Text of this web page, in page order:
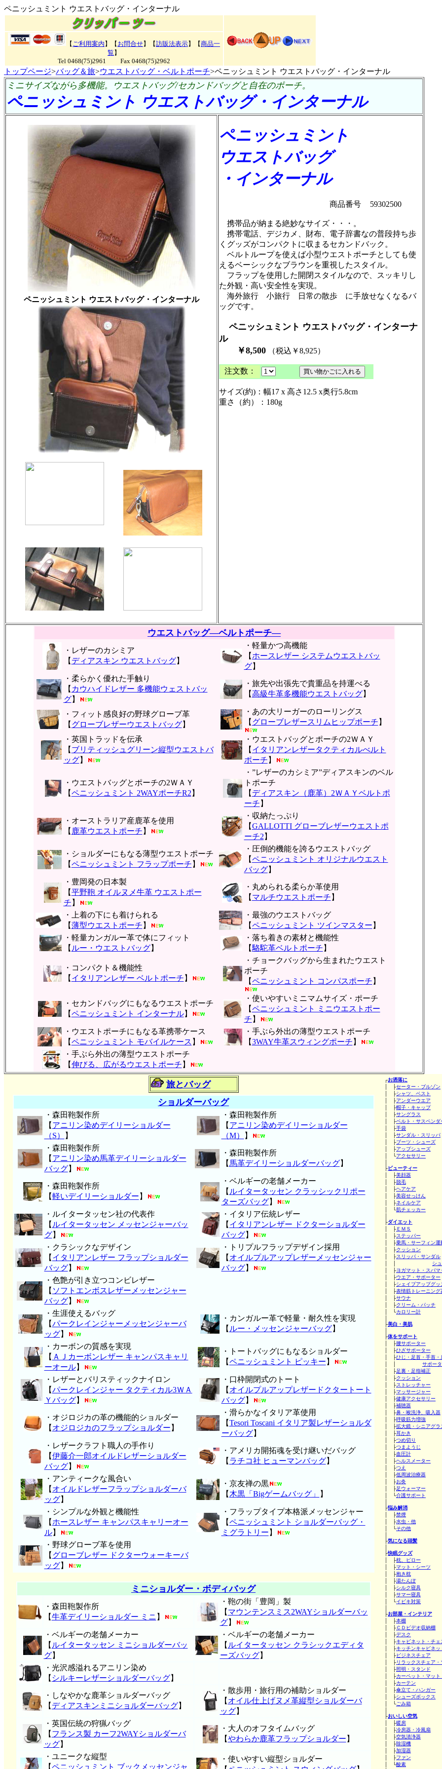
ペニッシュミント ウエストバッグ・インターナル
【 ご利用案内 】【 お問合せ】【訪販法表示】【商品一
覧 】
Tel 0468(75)2961 Fax 0468(75)2962
トップページ>バッグ＆旅>ウエストバッグ・ベルトポーチ>ペニッシュミント ウエストバッグ・インターナル
ミニサイズながら多機能。ウエストバッグ/セカンドバッグと自在のポーチ。
ペニッシュミント ウエストバッグ・インターナル
ペニッシュミント ウエストバッグ・インターナル
ペニッシュミント
ウエストバッグ
・インターナル
商品番号 59302500
携帯品が納まる絶妙なサイズ・・・。
携帯電話、デジカメ、財布、電子辞書なの普段持ち歩
くグッズがコンパクトに収まるセカンドバック。
ベルトループを使えば小型ウエストポーチとしても使
えるベーシックなブラウンを重視したスタイル。
フラップを使用した開閉スタイルなので、スッキリし
た外観・高い安全性を実現。
海外旅行 小旅行 日常の散歩 に手放せなくなるバ
ッグです。
ペニッシュミント ウエストバッグ・インターナ
ル
￥8,500 （税込￥8,925）
注文数：
サイズ(約)：幅17 x 高さ12.5 x奥行5.8cm
重さ（約）：180g
ウエストバッグ―ベルトポーチ―
・レザーのカシミア
【 ディアスキン ウエストバッグ】
・軽量かつ高機能
【 ホースレザー システムウエストバッ
グ】
・柔らかく優れた手触り
【 カウハイドレザー 多機能ウェストバッ
グ】
・旅先や出張先で貴重品を持運べる
【高級牛革多機能ウエストバッグ】
・フィット感良好の野球グローブ革
【 グローブレザーウエストバッグ】
・あの大リーガーのローリングス
【 グローブレザースリムヒップポーチ 】
・英国トラッドを伝承
【 ブリティッシュグリーン縦型ウエストバ
ッグ】
・ウエストバッグとポーチの2ＷＡＹ
【 イタリアンレザータクティカルべルト
ポーチ 】
・ウエストバッグとポーチの2ＷＡＹ
【ペニッシュミント 2WAYポーチR2 】
・”レザーのカシミア”ディアスキンのベル
トポーチ
【 ディアスキン（鹿革）2ＷＡＹベルトポ
ーチ 】
・オーストラリア産鹿革を使用
【 鹿革ウエストポーチ 】
・収納たっぷり
【GALLOTTI グローブレザーウエストポ
ーチ2 】
・ショルダーにもなる薄型ウエストポーチ
【ペニッシュミント フラップポーチ 】
・圧倒的機能を誇るウエストバッグ
【ペニッシュミント オリジナルウエスト
バッグ】
・豊岡発の日本製
【平野鞄 オイルヌメ牛革 ウエストポー
チ 】
・丸められる柔らか革使用
【 マルチウエストポーチ 】
・上着の下にも着けられる
【薄型ウエストポーチ 】
・最強のウエストバッグ
【ペニッシュミント ツインマスター 】
・軽量カンガルー革で体にフィット
【 ルー・ウエストバッグ】
・落ち着きの素材と機能性
【駱駝革ベルトポーチ 】
・コンパクト＆機能性
【 イタリアンレザー ベルトポーチ 】
・チョークバッグから生まれたウエスト
ポーチ
【ペニッシュミント コンパスポーチ 】
・セカンドバッグにもなるウエストポーチ
【ペニッシュミント インターナル】
・使いやすいミニマムサイズ・ポーチ
【ペニッシュミント ミニウエストポー
チ 】
・ウエストポーチにもなる革携帯ケース
【ペニッシュミント モバイルケース 】
・手ぶら外出の薄型ウエストポーチ
【3WAY牛革スウィングポーチ 】
・手ぶら外出の薄型ウエストポーチ
【伸びる、広がるウエストポーチ 】
旅とバッグ ┌お洒落に
│ ├セーター・ブルゾン
│ ├シャツ、ベスト
│ ├アンダーウエア
│ ├帽子・キャップ
│ ├サングラス
│ ├ベルト・サスペンダ
│ ├手袋
│ ├サンダル・スリッパ
│ ├ブーツ・シューズ
│ ├アップシューズ
│ └アクセサリー
├ビューティー
│ ├美顔器
│ ├脱毛
│ ├ヘアケア
│ ├美容せっけん
│ ├ネイルケア
│ └肌チェッカー
├ダイエット
│ ├ＥＭＳ
│ ├ステッパー
│ ├乗馬・サーフィン運
│ ├クッション
│ ├スリッパ・サンダル
シ
│ ├ヨガマット・スパマ
│ ├ウエア・サポーター
│ ├シェイプアップグッ
│ ├表情筋トレーニング
│ ├サウナ
│ ├クリーム・パッチ
│ └カロリー計
├美白・美肌
├体をサポート
│ ├腰サポーター
│ ├ひざサポーター
│ ├ひじ・足首・手首・
サポー
│ ├足裏・足指補正
│ ├クッション
│ ├ストレッチャー
│ ├マッサージャー
│ ├健康アクセサリー
│ ├補聴器
│ ├鼻・喉洗浄、吸入器
│ ├呼吸筋力増強
│ ├拡大鏡・シニアグラ
│ ├耳かき
│ ├つめ切り
│ ├つまようじ
│ ├血圧計
│ ├ヘルスメーター
│ ├つえ
│ ├低周波治療器
│ ├お灸
│ ├足ウォーマー
│ └介護サポート
├悩み解消
│ ├禁煙
│ ├水虫・他
│ └その他
├気になる頭髪
├快眠グッズ
│ ├枕、ピロー
│ ├マット・シーツ
│ ├抱き枕
│ ├湯たんぽ
│ ├シルク寝具
│ ├サマー寝具
│ └イビキ対策
├お部屋・インテリア
│ ├本棚
│ ├ＣＤビデオ収納棚
│ ├デスク
│ ├キャビネット・チェ
│ ├キッチンキャビネッ
│ ├ビジネスチェア
│ ├リラックスチェア・
│ ├照明・スタンド
│ ├カーペット・マット
│ ├カーテン
│ ├傘立て・ハンガー
│ ├シューズボックス
│ └ごみ箱
├おいしい空気
│ ├暖房
│ ├冷房器・冷風扇
│ ├空気清浄器
│ ├除湿機
│ ├加湿器
│ ├ファン
│ └酸素
ショルダーバッグ
・森田鞄製作所
【 アニリン染めデイリーショルダー
（S）
】
・森田鞄製作所
【 アニリン染めデイリーショルダー
（M）
】
・森田鞄製作所
【 アニリン染め馬革デイリーショルダー
バッグ】
・森田鞄製作所
【 馬革デイリーショルダーバッグ】
・森田鞄製作所
【軽いデイリーショルダー 】
・ベルギーの老舗メーカー
【 ルイタータッセン クラッシックリポー
ターズバッグ】
・ルイタータッセン社の代表作
【 ルイタータッセン メッセンジャーバッ
グ】
・イタリア伝統レザー
【 イタリアンレザー ドクターショルダー
バッグ】
・クラシックなデザイン
【 イタリアンレザー フラップショルダー
バッグ】
・トリプルフラップデザイン採用
【 オイルプルアップレザーメッセンジャー
バッグ】
・色艶が引き立つコンビレザー
【 ソフトエンボスレザーメッセンジャー
バッグ】
・生涯使えるバッグ
【パークレインジャーメッセンジャーバ
ッグ】
・カンガルー革で軽量・耐久性を実現
【 ルー・メッセンジャーバッグ】
・カーボンの質感を実現
【 ＡＪカーボンレザー キャンパスキャリ
ーオール】
・トートバッグにもなるショルダー
【ペニッシュミント ピッキー 】
・レザーとバリスティックナイロン
【パークレインジャー タクティカル3ＷＡ
Ｙバッグ】
・口枠開閉式のトート
【 オイルプルアップレザードクタートート
バッグ】
・オジロジカの革の機能的ショルダー
【 オジロジカのフラップショルダー 】
・滑らかなイタリア革使用
【Tesori Toscani イタリア製レザーショルダ
ーバッグ】
・レザークラフト職人の手作り
【伊藤介一郎オイルドレザーショルダー
バッグ】
・アメリカ開拓魂を受け継いだバッグ
【 ラチコ社 ヒューマンバッグ】
・アンティークな風合い
【 オイルドレザーフラップショルダーバ
ッグ】
・京友禅の黒
【 木黒「Bigゲームバッグ」 】
・シンプルな外観と機能性
【 ホースレザー キャンパスキャリーオー
ル】
・フラップタイプ本格派メッセンジャー
【ペニッシュミント ショルダーバッグ・
ミグラトリー 】
・野球グローブ革を使用
【 グローブレザー ドクターウォーキーバ
ッグ】
ミニショルダー・ボディバッグ
・森田鞄製作所
【牛革デイリーショルダー ミニ 】
・鞄の街「豊岡」製
【 マウンテンスミス2WAYショルダーバッ
グ】
・ベルギーの老舗メーカー
【 ルイタータッセン ミニショルダーバッ
グ】
・ベルギーの老舗メーカー
【 ルイタータッセン クラシックエディタ
ーズバッグ】
・光沢感溢れるアニリン染め
【 シルキーレザーショルダーバッグ】
・しなやかな鹿革ショルダーバッグ
【 ディアスキンミニショルダーバッグ】
・散歩用・旅行用の補助ショルダー
【 オイル仕上げヌメ革縦型ショルダーバ
ッグ】
・英国伝統の狩猟バッグ
【 フランス製 カーフ2WAYショルダーバ
ッグ】
・大人のオフタイムバッグ
【やわらか鹿革フラップショルダー 】
・ユニークな縦型
【ペニッシュミント ブックメッセンジャ
・使いやすい縦型ショルダー